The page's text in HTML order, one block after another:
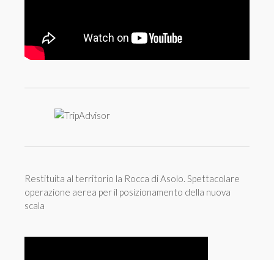
Restituita al territorio la Rocca di Asolo. Spettacolare
operazione aerea per il posizionamento della nuova
scala